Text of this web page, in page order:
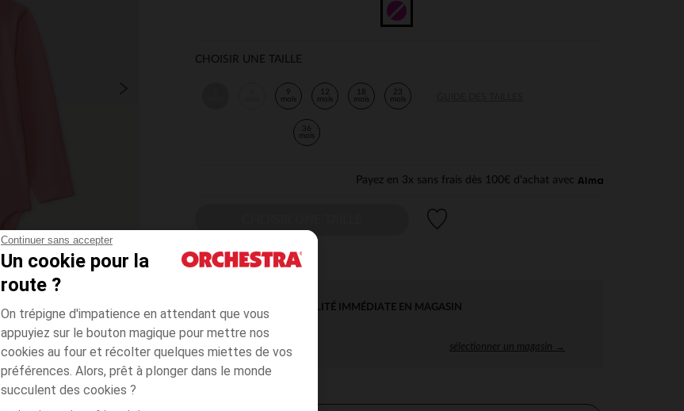
Continuer sans accepter
Un cookie pour la
route ?
On trépigne d'impatience en attendant que vous
appuyiez sur le bouton magique pour mettre nos
cookies au four et récolter quelques miettes de vos
préférences. Alors, prêt à plonger dans le monde
succulent des cookies ?
CHOISIR UNE TAILLE
9
mois
12
mois
18
mois
23
mois
36
mois
Payez en 3x sans frais dès 100€ d'achat avec
DISPONIBILITÉ IMMÉDIATE EN MAGASIN
sélectionner un magasin →